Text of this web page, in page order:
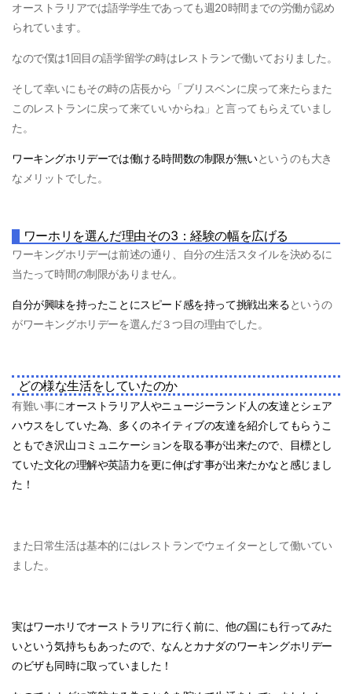
オーストラリアでは語学学生であっても週20時間までの労働が認め
られています。
なので僕は1回目の語学留学の時はレストランで働いておりました。
そして幸いにもその時の店長から「ブリスベンに戻って来たらまた
このレストランに戻って来ていいからね」と言ってもらえていまし
た。
ワーキングホリデーでは働ける時間数の制限が無いというのも大き
なメリットでした。
ワーホリを選んだ理由その3：経験の幅を広げる
ワーキングホリデーは前述の通り、自分の生活スタイルを決めるに
当たって時間の制限がありません。
自分が興味を持ったことにスピード感を持って挑戦出来るというの
がワーキングホリデーを選んだ３つ目の理由でした。
どの様な生活をしていたのか
有難い事にオーストラリア人やニュージーランド人の友達とシェア
ハウスをしていた為、多くのネイティブの友達を紹介してもらうこ
ともでき沢山コミュニケーションを取る事が出来たので、目標とし
ていた文化の理解や英語力を更に伸ばす事が出来たかなと感じまし
た！
また日常生活は基本的にはレストランでウェイターとして働いてい
ました。
実はワーホリでオーストラリアに行く前に、他の国にも行ってみた
いという気持ちもあったので、なんとカナダのワーキングホリデー
のビザも同時に取っていました！